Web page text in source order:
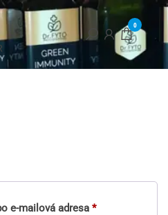
0
e-mailová adresa *Povinné